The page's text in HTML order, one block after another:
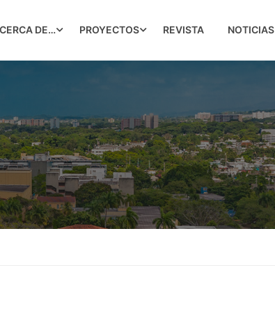
DE… PROYECTOS REVISTA NOTICIAS